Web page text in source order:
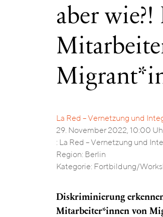
Migrant*innenorganisationen
aber
La Red – Vernetzung und
29. November 2022, 10:00
: La Red – Vernetzung und
Region: Berlin
Kategorie: Fortbildung/
Diskriminierung
Mitarbeiter*innen von